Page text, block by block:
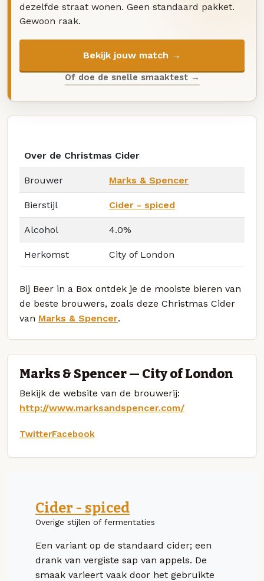
dezelfde straat wonen. Geen standaard pakket.
Gewoon raak.
Bekijk jouw match →
Of doe de snelle smaaktest →
Over de Christmas Cider
Brouwer Marks & Spencer
Bierstijl Cider - spiced
Alcohol 4.0%
Herkomst City of London
Bij Beer in a Box ontdek je de mooiste bieren van
de beste brouwers, zoals deze Christmas Cider
van Marks & Spencer.
Marks & Spencer — City of London
Bekijk de website van de brouwerij:
http://www.marksandspencer.com/
TwitterFacebook
Cider - spiced
Overige stijlen of fermentaties
Een variant op de standaard cider; een
drank van vergiste sap van appels. De
smaak varieert vaak door het gebruikte